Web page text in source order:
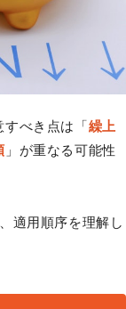
すべき点は「繰上
」が重なる可能性
適用順序を理解し